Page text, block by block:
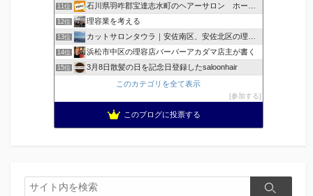
11位 石川県羽咋郡宝達志水町のヘアーサロン ホープヘアーズ
12位 理容業を考える
13位 カットサロンタウラ｜安佐南区、安佐北区の理美容院
14位 浜松市中区の理容店バーバーアカダマ店主が書く
15位
3月8日散髪の日を記念日登録したsaloonhair
このカテゴリを全て表示
参加する
このブログに投票する
検
検